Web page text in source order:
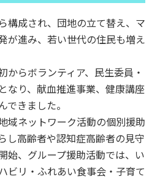
構成され、団地の立て替え、マ
が進み、若い世代の住民も増え
からボランティア、民生委員・
なり、献血推進事業、健康講座
きました。
域ネットワーク活動の個別援助
し高齢者や認知症高齢者の見守
始、グループ援助活動では、い
ビリ・ふれあい食事会・子育て